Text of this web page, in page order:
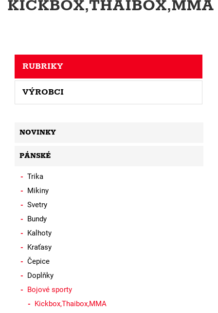
KICKBOX,THAIBOX,MMA
RUBRIKY
VÝROBCI
NOVINKY
PÁNSKÉ
Trika
Mikiny
Svetry
Bundy
Kalhoty
Kraťasy
Čepice
Doplňky
Bojové sporty
Kickbox,Thaibox,MMA